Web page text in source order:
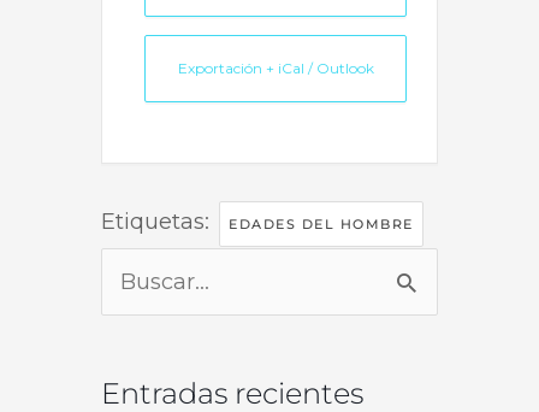
Exportación + iCal / Outlook
Etiquetas: EDADES DEL HOMBRE
Buscar
por:
Entradas recientes